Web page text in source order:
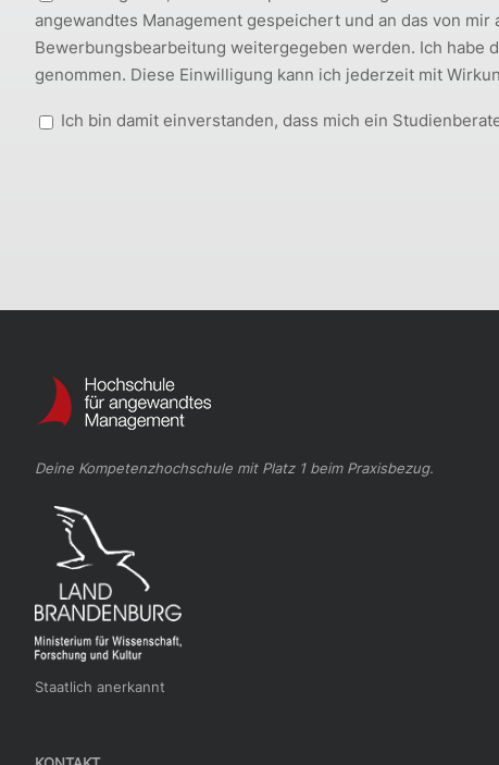
angewandtes Management gespeichert und an das von
Bewerbungsbearbeitung weitergegeben werden. Ich habe
genommen. Diese Einwilligung kann ich jederzeit mit
Ich bin damit einverstanden, dass mich ein
Deine Kompetenzhochschule mit Platz 1 beim Praxisbezug.
Staatlich anerkannt